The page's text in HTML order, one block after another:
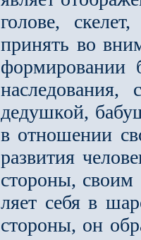
голове,
принять во
формировании
дедушкой,
в отношении
разви­тия
стороны,
ляет себя в
стороны, он